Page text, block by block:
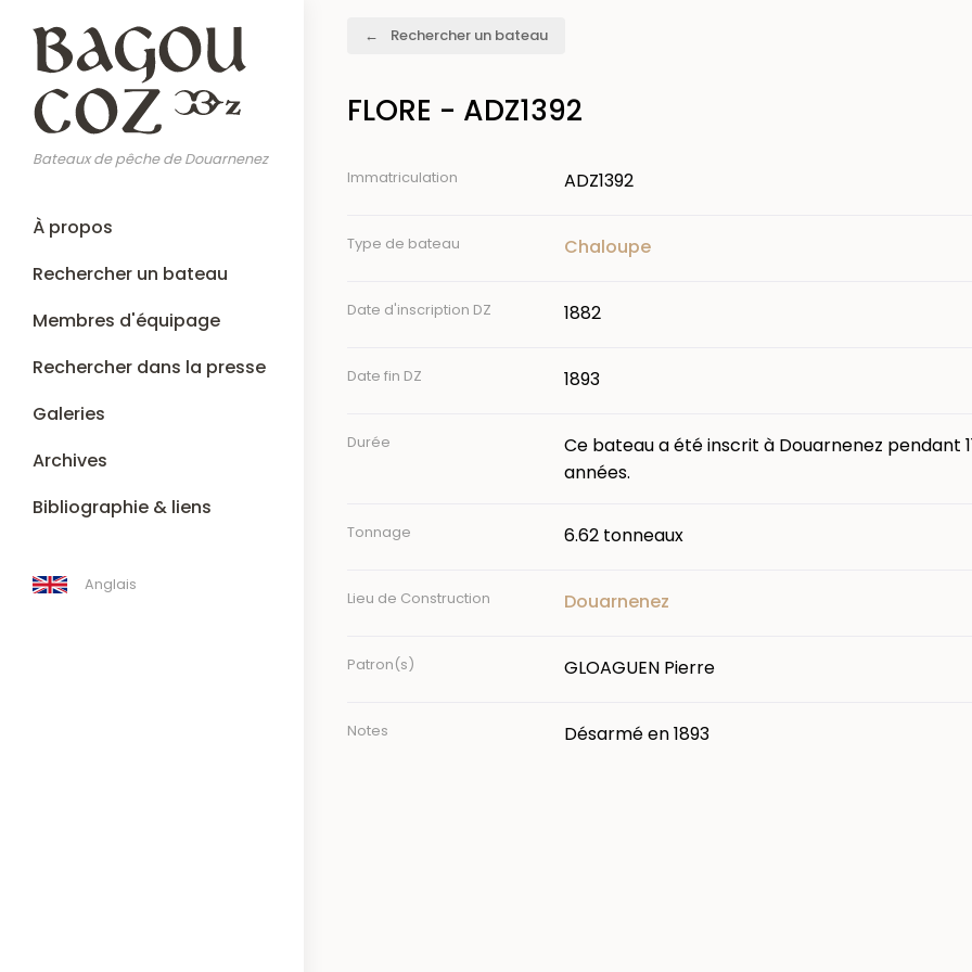
contenu
principal
Bateaux de pêche de Douarnenez
Main
navigation
À propos
Rechercher un bateau
Membres d'équipage
Rechercher dans la presse
Galeries
Archives
Bibliographie & liens
Anglais
Rechercher un bateau
FLORE - ADZ1392
Immatriculation ADZ1392
Type de bateau Chaloupe
Date d'inscription DZ 1882
Date fin DZ 1893
Durée
Ce bateau a été inscrit à Douarnenez pendant
années.
Tonnage 6.62 tonneaux
Lieu de Construction Douarnenez
Patron(s) GLOAGUEN Pierre
Notes Désarmé en 1893